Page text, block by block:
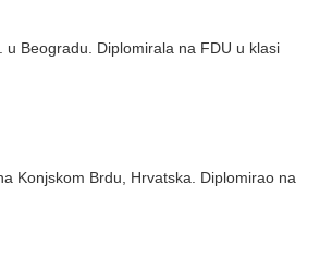
u Beogradu. Diplomirala na FDU u klasi
Konjskom Brdu, Hrvatska. Diplomirao na